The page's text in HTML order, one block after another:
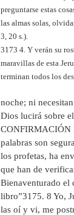
preguntarse estas
las almas solas,
3, 20 s.).
3173 4. Y verán su
maravillas de esta
terminan todos los
noche; ni
Dios lucirá sobre
CONFIRMACIÓN
palabras son
los profetas, ha
que han de
Bienaventurado el
libro”3175. 8 Yo,
las oí y vi, me